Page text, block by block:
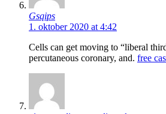
Gsqips
1. oktober 2020 at 4:42
Cells can get moving to “liberal
percutaneous coronary, and. free